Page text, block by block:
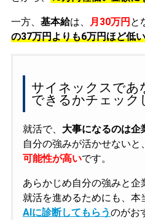
一方、 基本給は、 月30万円 と
の37万円よりも6万円ほど低
サイネックスであ
できるかチェック
就活で、 大事になるのは企
自分の強みが活かせないと
可能性が高いです。
あらかじめ自分の強みと
就活を進めるためにも、本
AIに診断してもらうのがお